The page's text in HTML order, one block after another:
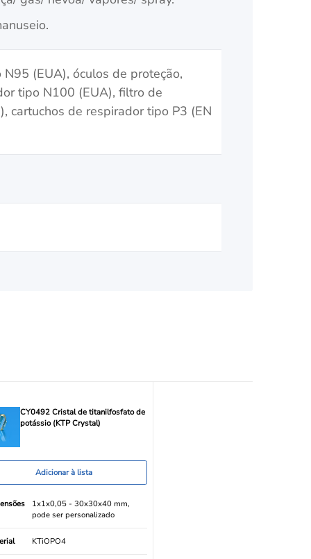
(EUA), óculos de proteção,
tipo N100 (EUA), filtro de
cartuchos de respirador tipo P3 (EN
CY0492 Cristal de titanilfosfato de
potássio (KTP Crystal)
Adicionar à lista
1x1x0,05 - 30x30x40 mm,
pode ser personalizado
KTiOPO4